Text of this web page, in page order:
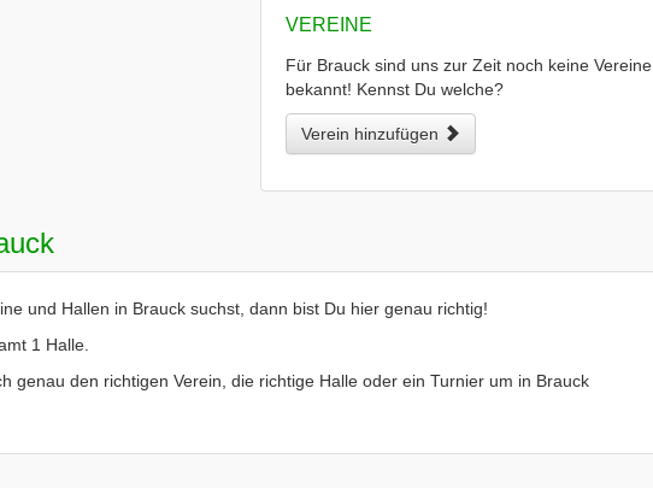
VEREINE
Für Brauck sind uns zur Zeit noch keine Vereine
bekannt! Kennst Du welche?
Verein hinzufügen
und Hallen in Brauck suchst, dann bist Du hier genau richtig!
1 Halle.
genau den richtigen Verein, die richtige Halle oder ein Turnier um in Brauck